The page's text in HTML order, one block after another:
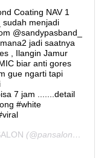
Coating NAV 1
sudah menjadi
@sandypasband_
jadi saatnya
, Ilangin Jamur
biar anti gores
gue ngarti tapi
7 jam .......detail
#white
(@pansaloncorporate) pada